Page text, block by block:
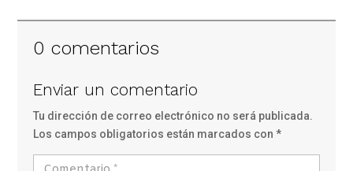
0 comentarios
Enviar un comentario
Tu dirección de correo electrónico no será publicada.
Los campos obligatorios están marcados con*